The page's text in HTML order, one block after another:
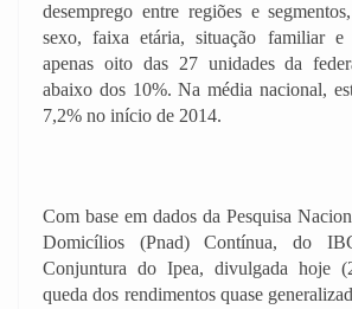
desemprego entre regiões e
sexo, faixa etária, situação familiar e
apenas oito das 27 unidades da
abaixo dos 10%. Na média nacional,
7,2% no início de 2014.
Com base em dados da Pesquisa
Domicílios (Pnad) Contínua, do
Conjuntura do Ipea, divulgada hoje
queda dos rendimentos quase